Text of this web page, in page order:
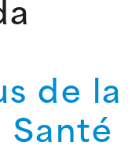
de la
Santé